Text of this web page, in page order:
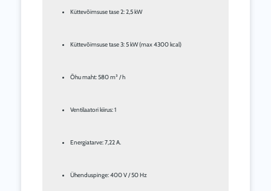
Küttevõimsuse tase 2: 2,5 kW
Küttevõimsuse tase 3: 5 kW (max 4300 kcal)
Õhu maht: 580 m³ / h
Ventilaatori kiirus: 1
Energiatarve: 7,22 A.
Ühenduspinge: 400 V / 50 Hz